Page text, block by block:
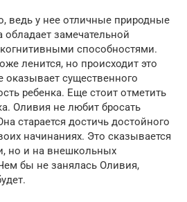
ведь у нее отличные природные
замечательной
способностями.
ленится, но происходит это
оказывает существенного
ребенка. Еще стоит отметить
Оливия не любит бросать
старается достичь достойного
начинаниях. Это сказывается
но и на внешкольных
бы не занялась Оливия,